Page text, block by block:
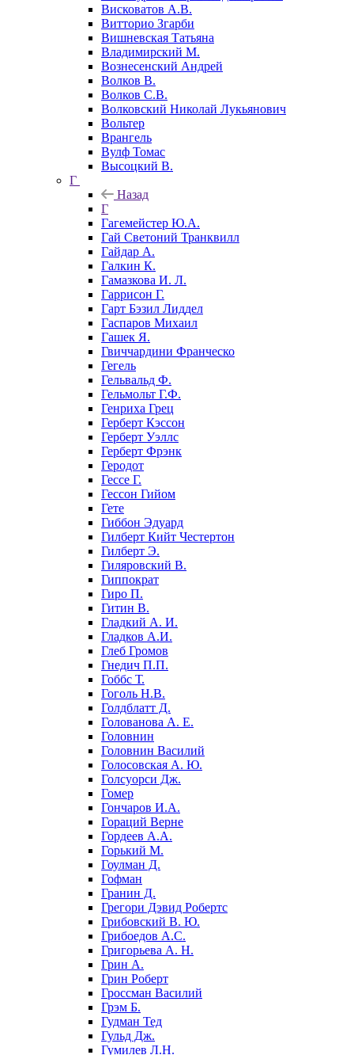
Висковатов А.В.
Витторио Згарби
Вишневская Татьяна
Владимирский М.
Вознесенский Андрей
Волков В.
Волков С.В.
Волковский Николай Лукьянович
Вольтер
Врангель
Вулф Томас
Высоцкий В.
Г
Назад
Г
Гагемейстер Ю.А.
Гай Светоний Транквилл
Гайдар А.
Галкин К.
Гамазкова И. Л.
Гаррисон Г.
Гарт Бэзил Лиддел
Гаспаров Михаил
Гашек Я.
Гвиччардини Франческо
Гегель
Гельвальд Ф.
Гельмольт Г.Ф.
Генриха Грец
Герберт Кэссон
Герберт Уэллс
Герберт Фрэнк
Геродот
Гессе Г.
Гессон Гийом
Гете
Гиббон Эдуард
Гилберт Кийт Честертон
Гилберт Э.
Гиляровский В.
Гиппократ
Гиро П.
Гитин В.
Гладкий А. И.
Гладков А.И.
Глеб Громов
Гнедич П.П.
Гоббс Т.
Гоголь Н.В.
Голдблатт Д.
Голованова А. Е.
Головнин
Головнин Василий
Голосовская А. Ю.
Голсуорси Дж.
Гомер
Гончаров И.А.
Гораций Верне
Гордеев А.А.
Горький М.
Гоулман Д.
Гофман
Гранин Д.
Грегори Дэвид Робертс
Грибовский В. Ю.
Грибоедов А.С.
Григорьева А. Н.
Грин А.
Грин Роберт
Гроссман Василий
Грэм Б.
Гудман Тед
Гульд Дж.
Гумилев Л.Н.